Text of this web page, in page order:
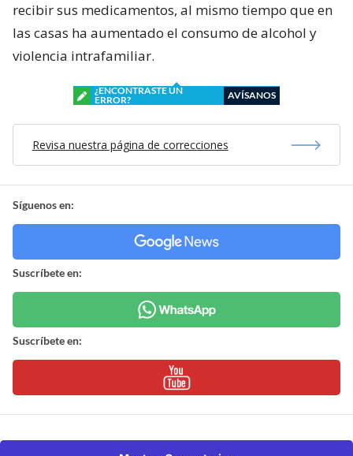
recibir sus medicamentos, al mismo tiempo que en
las casas ha aumentado el consumo de alcohol y
violencia intrafamiliar.
¿ENCONTRASTE UN
ERROR?
AVÍSANOS
Revisa nuestra página de correcciones
Síguenos en:
Suscríbete en:
Suscríbete en: